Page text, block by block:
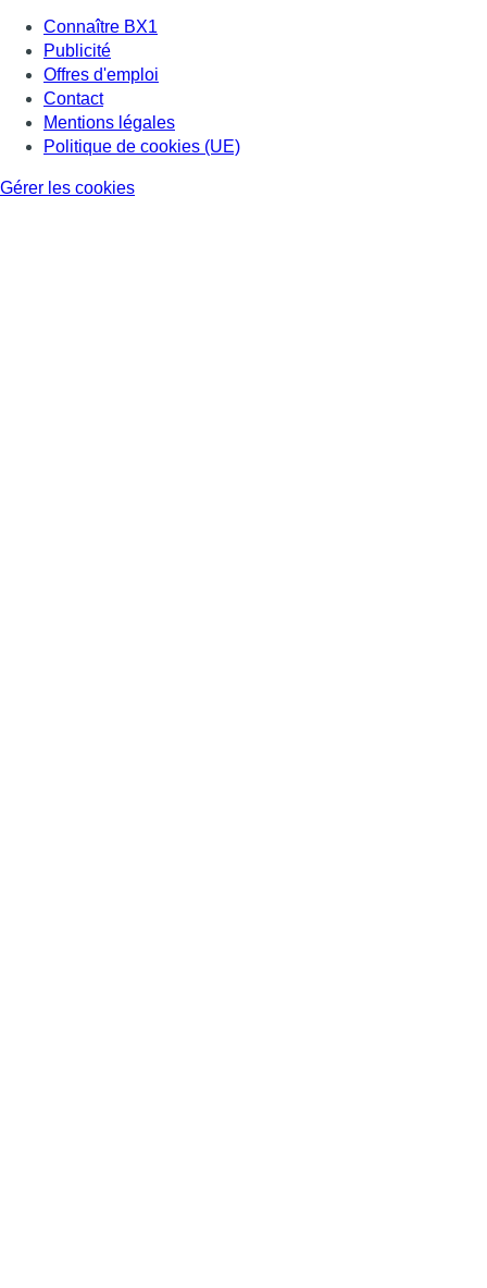
Connaître BX1
Publicité
Offres d'emploi
Contact
Mentions légales
Politique de cookies (UE)
Gérer les cookies